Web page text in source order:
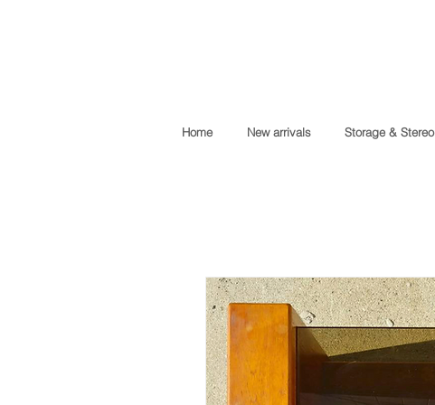
Home New arrivals Storage & Stereo